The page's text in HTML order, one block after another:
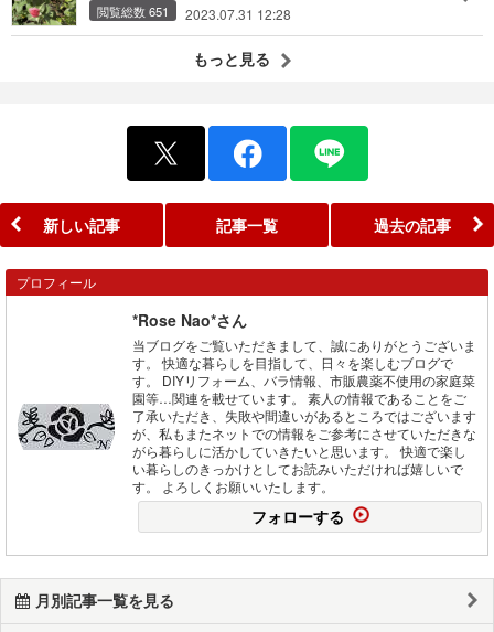
閲覧総数 651 2023.07.31 12:28
もっと見る
新しい記事 記事一覧 過去の記事
プロフィール
*Rose Nao*さん
当ブログをご覧いただきまして、誠にありがとうございま
す。 快適な暮らしを目指して、日々を楽しむブログで
す。 DIYリフォーム、バラ情報、市販農薬不使用の家庭菜
園等…関連を載せています。 素人の情報であることをご
了承いただき、失敗や間違いがあるところではございます
が、私もまたネットでの情報をご参考にさせていただきな
がら暮らしに活かしていきたいと思います。 快適で楽し
い暮らしのきっかけとしてお読みいただければ嬉しいで
す。 よろしくお願いいたします。
フォローする
月別記事一覧を見る